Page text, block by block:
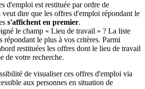
d'emploi est restituée par ordre de
veut dire que les offres d'emploi répondant le
s'affichent en premier.
le champ « Lieu de travail » ? La liste
répondant le plus à vos critères. Parmi
restituées les offres dont le lieu de travail
de votre recherche.
de visualiser ces offres d'emploi via
aux personnes en situation de